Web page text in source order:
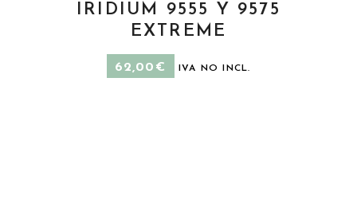
IRIDIUM 9555 Y 9575
EXTREME
62,00 € IVA NO INCL.